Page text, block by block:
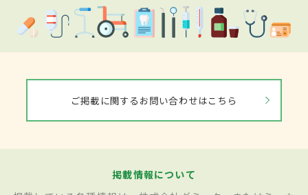
ご掲載に関するお問い合わせはこちら
掲載情報について